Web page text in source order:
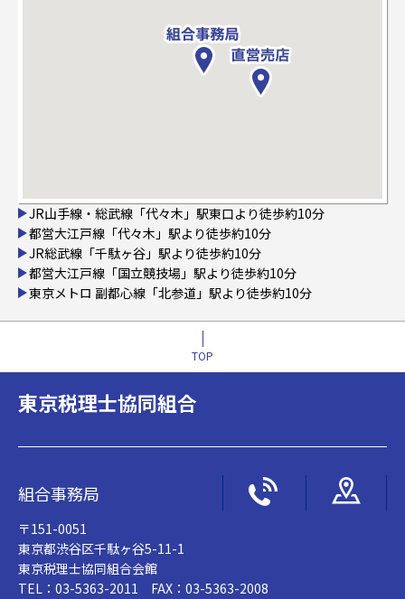
JR山手線・総武線「代々木」駅東口より徒歩約10分
都営大江戸線「代々木」駅より徒歩約10分
JR総武線「千駄ヶ谷」駅より徒歩約10分
都営大江戸線「国立競技場」駅より徒歩約10分
東京メトロ 副都心線「北参道」駅より徒歩約10分
TOP
東京税理士協同組合
組合事務局
〒151-0051
東京都渋谷区千駄ヶ谷5-11-1
東京税理士協同組合会館
TEL：03-5363-2011 FAX：03-5363-2008